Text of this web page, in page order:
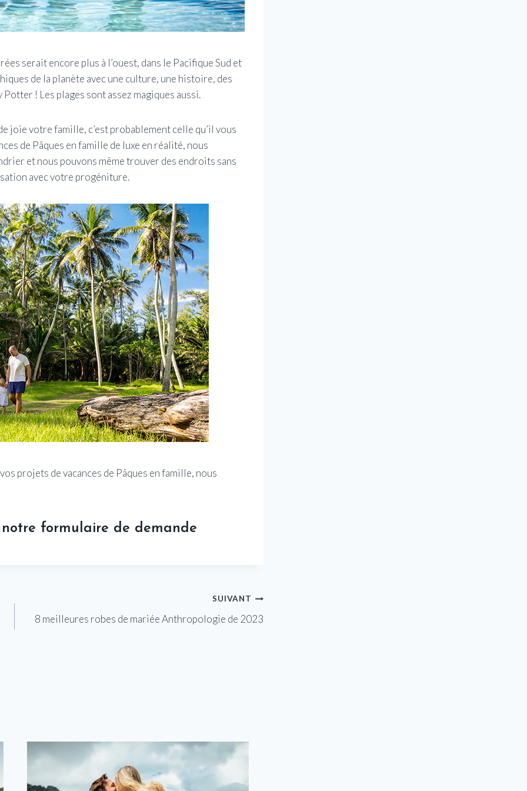
serait encore plus à l’ouest, dans le Pacifique Sud et
de la planète avec une culture, une histoire, des
! Les plages sont assez magiques aussi.
votre famille, c’est probablement celle qu’il vous
de Pâques en famille de luxe en réalité, nous
et nous pouvons même trouver des endroits sans
avec votre progéniture.
projets de vacances de Pâques en famille, nous
formulaire de demande
SUIVANT
8 meilleures robes de mariée Anthropologie de 2023